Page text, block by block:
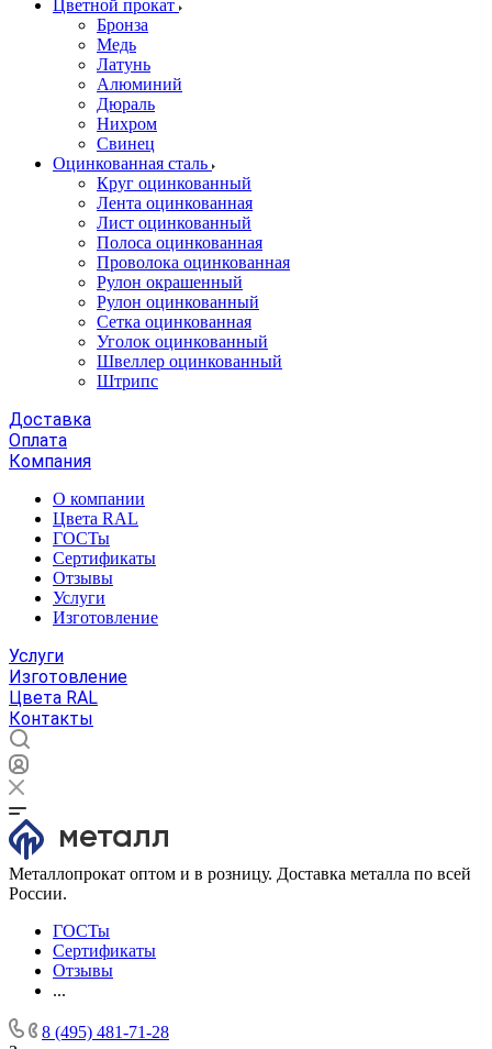
Цветной прокат
Бронза
Медь
Латунь
Алюминий
Дюраль
Нихром
Свинец
Оцинкованная сталь
Круг оцинкованный
Лента оцинкованная
Лист оцинкованный
Полоса оцинкованная
Проволока оцинкованная
Рулон окрашенный
Рулон оцинкованный
Сетка оцинкованная
Уголок оцинкованный
Швеллер оцинкованный
Штрипс
Доставка
Оплата
Компания
О компании
Цвета RAL
ГОСТы
Сертификаты
Отзывы
Услуги
Изготовление
Услуги
Изготовление
Цвета RAL
Контакты
Металлопрокат оптом и в розницу. Доставка металла по всей
России.
ГОСТы
Сертификаты
Отзывы
...
8 (495) 481-71-28